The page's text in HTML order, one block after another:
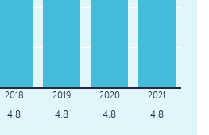
4.8 4.8 4.8 4.8